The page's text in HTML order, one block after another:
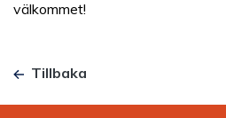
välkommet!
Tillbaka